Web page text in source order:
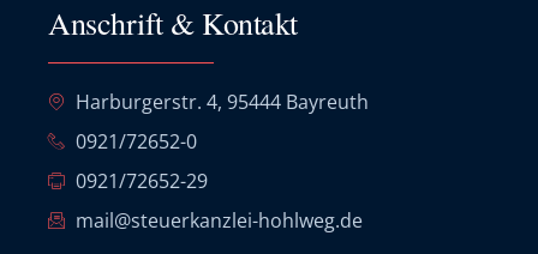
Anschrift & Kontakt
Harburgerstr. 4, 95444 Bayreuth
0921/72652-0
0921/72652-29
mail@steuerkanzlei-hohlweg.de